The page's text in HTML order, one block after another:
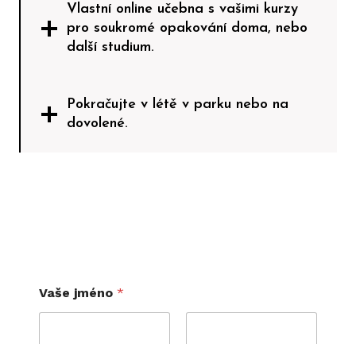
Vlastní online učebna s vašimi kurzy
pro soukromé opakování doma, nebo
další studium.
Pokračujte v létě v parku nebo na
dovolené.
Vaše jméno *